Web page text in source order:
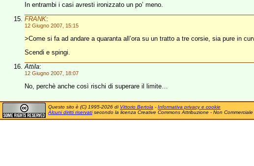
In entrambi i casi avresti ironizzato un po’ meno.
FRANK:
12 Giugno 2007, 15:15
>Come si fa ad andare a quaranta all’ora su un tratto a tre corsie, sia pure in
Scendi e spingi.
Attila:
12 Giugno 2007, 18:07
No, perchè anche così rischi di superare il limite…
Questo sito è (C) 1995-2026 di Vittorio Bertola - Informativa privacy e cookie
Alcuni diritti riservatisecondo la licenza Creative Commons Attribuzione - Non